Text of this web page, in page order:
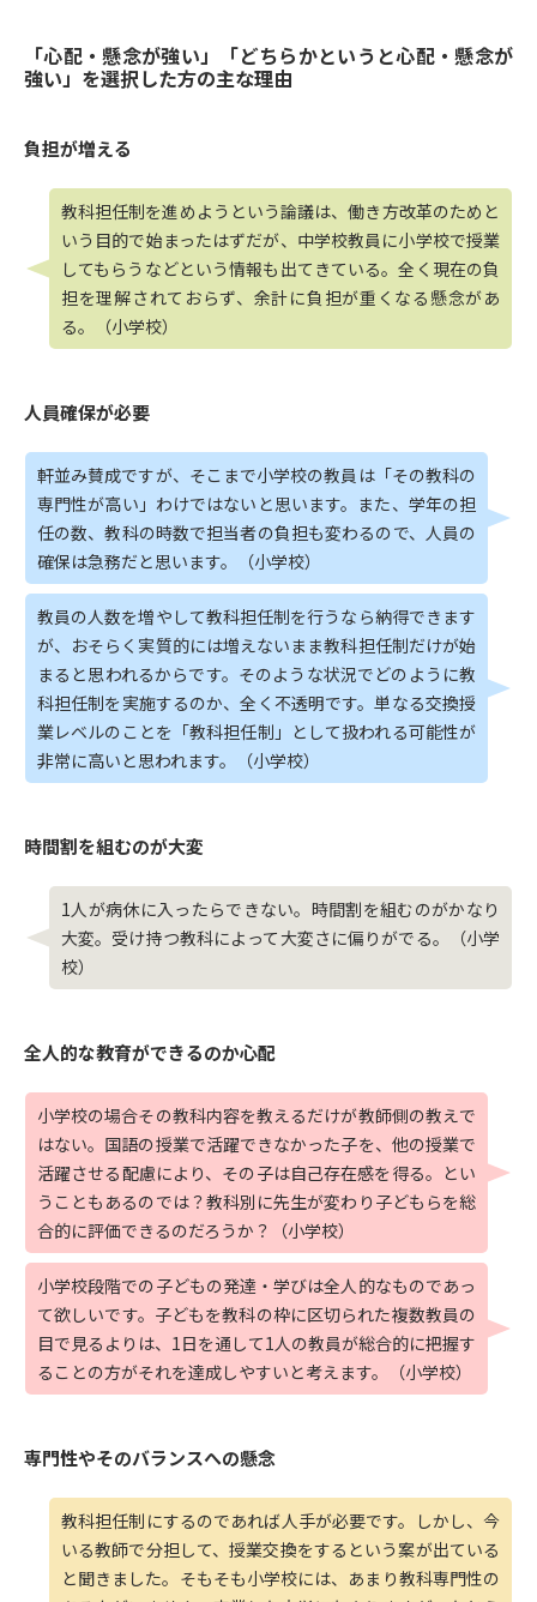
「心配・懸念が強い」「どちらかというと心配・懸念が
強い」を選択した方の主な理由
負担が増える
教科担任制を進めようという論議は、働き方改革のためと
いう目的で始まったはずだが、中学校教員に小学校で授業
してもらうなどという情報も出てきている。全く現在の負
担を理解されておらず、余計に負担が重くなる懸念があ
る。（小学校）
人員確保が必要
軒並み賛成ですが、そこまで小学校の教員は「その教科の
専門性が高い」わけではないと思います。また、学年の担
任の数、教科の時数で担当者の負担も変わるので、人員の
確保は急務だと思います。（小学校）
教員の人数を増やして教科担任制を行うなら納得できます
が、おそらく実質的には増えないまま教科担任制だけが始
まると思われるからです。そのような状況でどのように教
科担任制を実施するのか、全く不透明です。単なる交換授
業レベルのことを「教科担任制」として扱われる可能性が
非常に高いと思われます。（小学校）
時間割を組むのが大変
1人が病休に入ったらできない。時間割を組むのがかなり
大変。受け持つ教科によって大変さに偏りがでる。（小学
校）
全人的な教育ができるのか心配
小学校の場合その教科内容を教えるだけが教師側の教えで
はない。国語の授業で活躍できなかった子を、他の授業で
活躍させる配慮により、その子は自己存在感を得る。とい
うこともあるのでは？教科別に先生が変わり子どもらを総
合的に評価できるのだろうか？（小学校）
小学校段階での子どもの発達・学びは全人的なものであっ
て欲しいです。子どもを教科の枠に区切られた複数教員の
目で見るよりは、1日を通して1人の教員が総合的に把握す
ることの方がそれを達成しやすいと考えます。（小学校）
専門性やそのバランスへの懸念
教科担任制にするのであれば人手が必要です。しかし、今
いる教師で分担して、授業交換をするという案が出ている
と聞きました。そもそも小学校には、あまり教科専門性の